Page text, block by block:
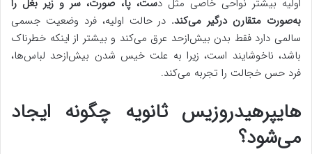
اولیه بیشتر نواحی خاصی مثل دست، پا، صورت، سر و زیر بغل را
به‌صورت متقارن درگیر می‌کند. در حالت اولیه، فرد وضعیت جسمی
سالمی دارد فقط بدن بیش‌ازحد عرق می‌کند و بیشتر از اینکه خطرناک
باشد، ناخوشایند است، زیرا به علت خیس شدن بیش‌ازحد لباس‌ها،
فرد حس خجالت را تجربه می‌کند.
هایپرهیدروزیس ثانویه چگونه ایجاد
می‌شود؟